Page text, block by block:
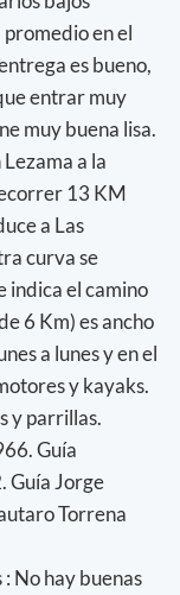
en el
es bueno,
entrar muy
muy buena lisa.
a la
13 KM
a Las
curva se
indica el camino
6 Km) es ancho
a lunes y en el
y kayaks.
y parrillas.
Guía
Guía Jorge
Torrena
No hay buenas